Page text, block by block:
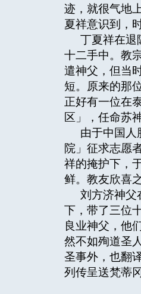
迹，就很气地
夏祥意识到，
丁夏祥在退
十二手中。教
遣神父，但当
短。原来的那
正好有一位在
区」，任命苏
由于中国人
院」征求志愿
祥的掩护下，
鲜。教友欣喜
刘方济神父
下，带了三位
良业神父，他
然不如殉道圣
圣事外，也翻
列传呈送梵蒂